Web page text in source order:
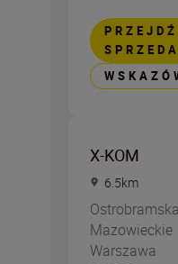
X-KOM
6.5km
Mazowieckie
Warszawa